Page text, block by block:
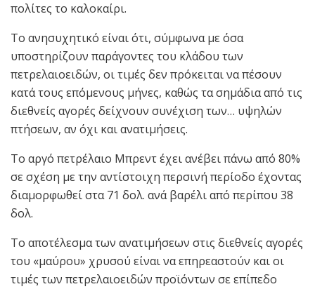
πολίτες το καλοκαίρι.
Το ανησυχητικό είναι ότι, σύμφωνα με όσα
υποστηρίζουν παράγοντες του κλάδου των
πετρελαιοειδών, οι τιμές δεν πρόκειται να πέσουν
κατά τους επόμενους μήνες, καθώς τα σημάδια από τις
διεθνείς αγορές δείχνουν συνέχιση των… υψηλών
πτήσεων, αν όχι και ανατιμήσεις.
Το αργό πετρέλαιο Μπρεντ έχει ανέβει πάνω από 80%
σε σχέση με την αντίστοιχη περσινή περίοδο έχοντας
διαμορφωθεί στα 71 δολ. ανά βαρέλι από περίπου 38
δολ.
Το αποτέλεσμα των ανατιμήσεων στις διεθνείς αγορές
του «μαύρου» χρυσού είναι να επηρεαστούν και οι
τιμές των πετρελαιοειδών προϊόντων σε επίπεδο